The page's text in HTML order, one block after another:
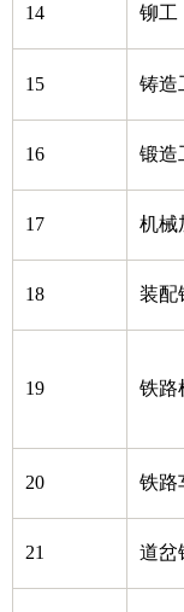
14 铆工
15 铸造
16 锻造
17 机械
18 装配
19 铁路
20 铁路
21 道岔